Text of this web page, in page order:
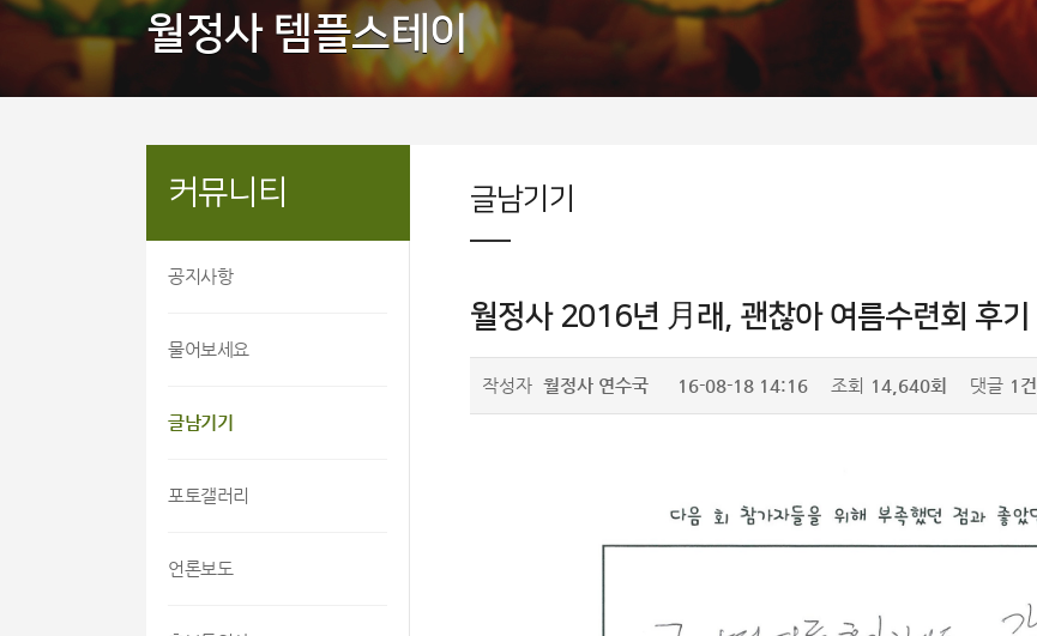
월정사 템플스테이
커뮤니티
공지사항
물어보세요
글남기기
포토갤러리
언론보도
글남기기
월정사 2016년 月래, 괜찮아 여름수련회 후기
작성자 월정사 연수국 16-08-18 14:16 조회 14,640회 댓글 1건